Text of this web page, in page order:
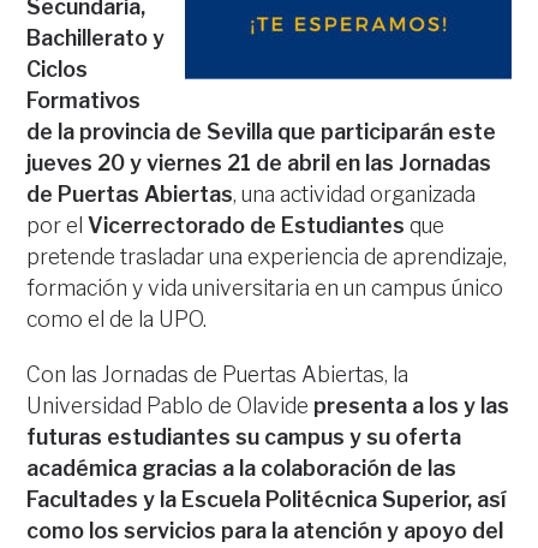
Secundaria,
Bachillerato y
Ciclos
Formativos
de la provincia de Sevilla que participarán este
jueves 20 y viernes 21 de abril en las Jornadas
de Puertas Abiertas, una actividad organizada
por elVicerrectorado de Estudiantes que
pretende trasladar una experiencia de aprendizaje,
formación y vida universitaria en un campus único
como el de la UPO.
Con las Jornadas de Puertas Abiertas, la
Universidad Pablo de Olavide presenta a los y las
futuras estudiantes su campus y su oferta
académica gracias a la colaboración de las
Facultades y la Escuela Politécnica Superior, así
como los servicios para la atención y apoyo del